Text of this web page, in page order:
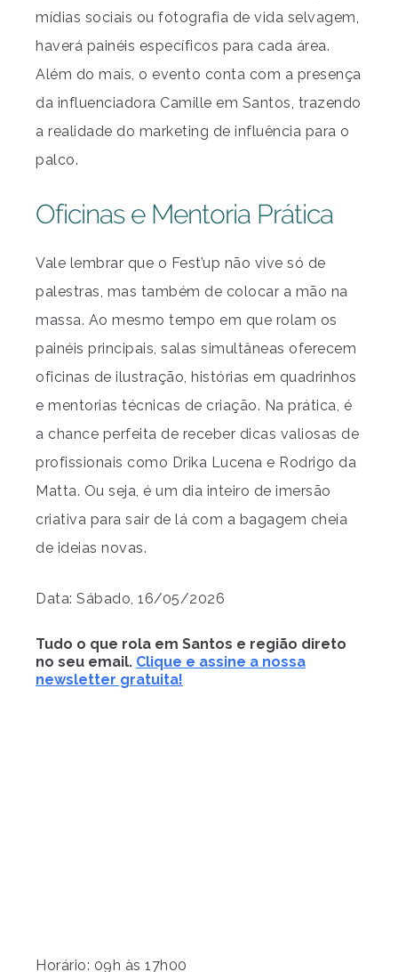
mídias sociais ou fotografia de vida selvagem,
haverá painéis específicos para cada área.
Além do mais, o evento conta com a presença
da influenciadora Camille em Santos, trazendo
a realidade do marketing de influência para o
palco.
Oficinas e Mentoria Prática
Vale lembrar que o Fest’up não vive só de
palestras, mas também de colocar a mão na
massa. Ao mesmo tempo em que rolam os
painéis principais, salas simultâneas oferecem
oficinas de ilustração, histórias em quadrinhos
e mentorias técnicas de criação. Na prática, é
a chance perfeita de receber dicas valiosas de
profissionais como Drika Lucena e Rodrigo da
Matta. Ou seja, é um dia inteiro de imersão
criativa para sair de lá com a bagagem cheia
de ideias novas.
Data: Sábado, 16/05/2026
Tudo o que rola em Santos e região direto
no seu email. Clique e assine a nossa
newsletter gratuita!
Horário: 09h às 17h00